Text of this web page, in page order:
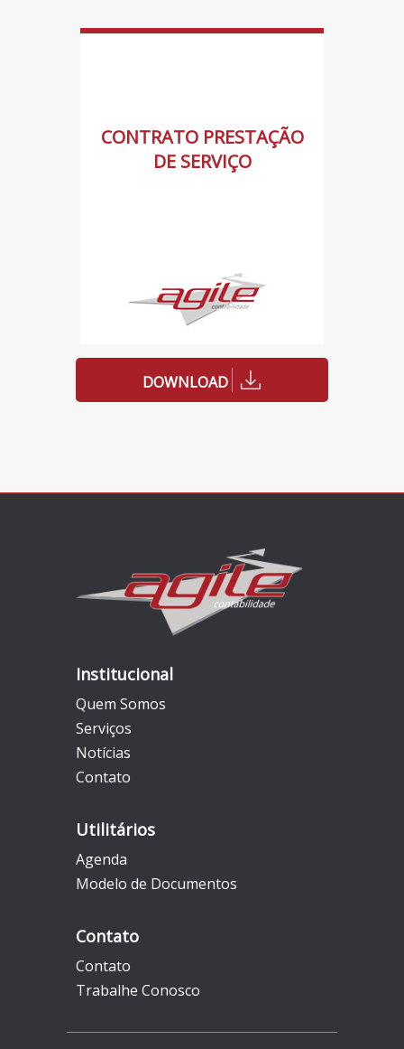
CONTRATO PRESTAÇÃO
DE SERVIÇO
DOWNLOAD
Institucional
Quem Somos
Serviços
Notícias
Contato
Utilitários
Agenda
Modelo de Documentos
Contato
Contato
Trabalhe Conosco